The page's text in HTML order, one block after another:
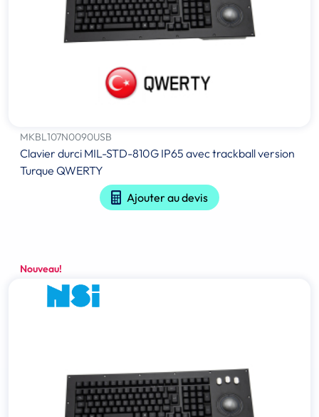
MKBL107N0090USB
Clavier durci MIL-STD-810G IP65 avec trackball version
Turque QWERTY
Ajouter au devis
Nouveau!